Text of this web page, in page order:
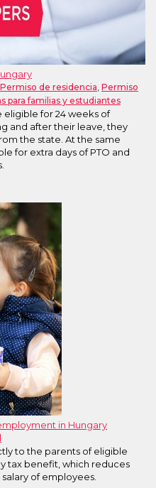
Permiso de residencia Permiso
para familias y estudiantes
eligible for 24 weeks of
and after their leave, they
the state. At the same
for extra days of PTO and
in Hungary
to the parents of eligible
tax benefit, which reduces
of employees.